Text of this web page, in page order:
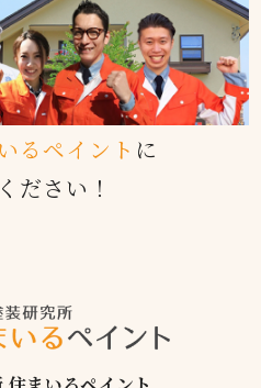
るペイント に
ださい！